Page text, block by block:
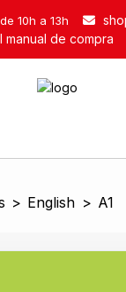
10h a 13h
manual de compra
> English > A1